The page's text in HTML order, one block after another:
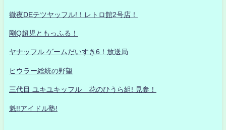
徹夜DEテツヤッフル!！レトロ館2号店！
剛Q超児ともっふる！
ヤナッフル ゲームだいすき6！放送局
ヒウラー総統の野望
三代目 ユキユキッフル 花のひうら組! 見参！
魁!!アイドル塾!